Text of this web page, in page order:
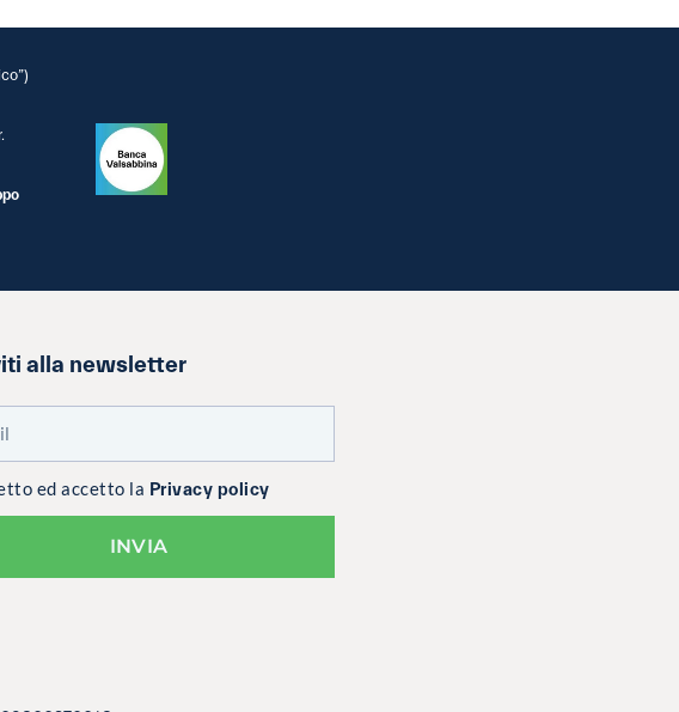
alla newsletter
ed accetto la Privacy policy
INVIA